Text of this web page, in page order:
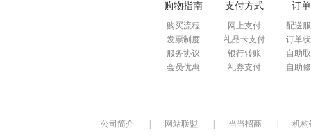
购物指南
购买流程
发票制度
服务协议
会员优惠
支付方式
网上支付
礼品卡支付
银行转账
礼券支付
订
配送
订单
自助
自助
公司简介 网站联盟 当当招商 机构